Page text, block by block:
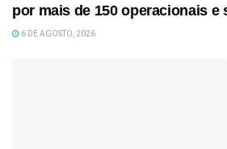
por mais de 150 operacionais e
6 DE AGOSTO, 2026